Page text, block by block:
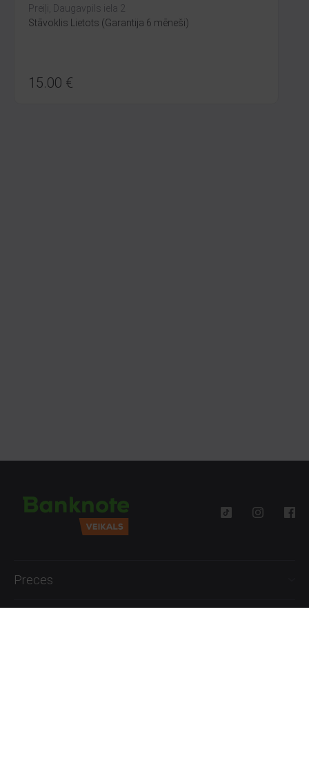
Preiļi, Daugavpils iela 2
Stāvoklis Lietots (Garantija 6 mēneši)
15.00 €
Preces